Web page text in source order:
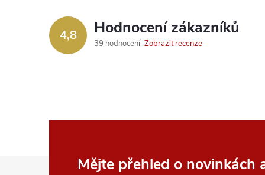
4,8 Hodnocení zákazníků
39 hodnocení Zobrazit recenze
Mějte přehled o novinkách